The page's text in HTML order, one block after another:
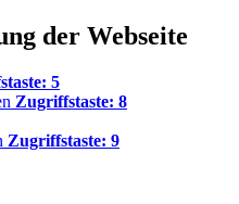
der Webseite
5
Zugriffstaste: 8
Zugriffstaste: 9